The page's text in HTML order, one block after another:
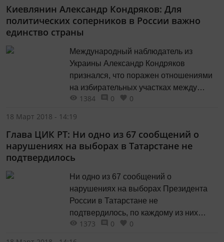
Новости. На выборах 2012 года
аналогичный показатель в Татарстане
составлял 35,45 процента. Кроме...
Киевлянин Александр Кондряков: Для
политических соперников в России важно
единство страны
Международный наблюдатель из
Украины Александр Кондряков
признался, что поражен отношениями
на избирательных участках между
наблюдателями от разных кандидатов.
скажу, что товарищеские, но
дружеские. Не вражеские - уж точно. И
когда я там (на УИК - прим. Т-и) был,
один...
1384 0
0
18 Март 2018 - 14:19
Глава ЦИК РТ: Ни одно из 67 сообщений о
нарушениях на выборах в Татарстане не
подтвердилось
Ни одно из 67 сообщений о
нарушениях на выборах Президента
России в Татарстане не
подтвердилось, по каждому из них
проведена проверка. Об этом в
1373 0
0